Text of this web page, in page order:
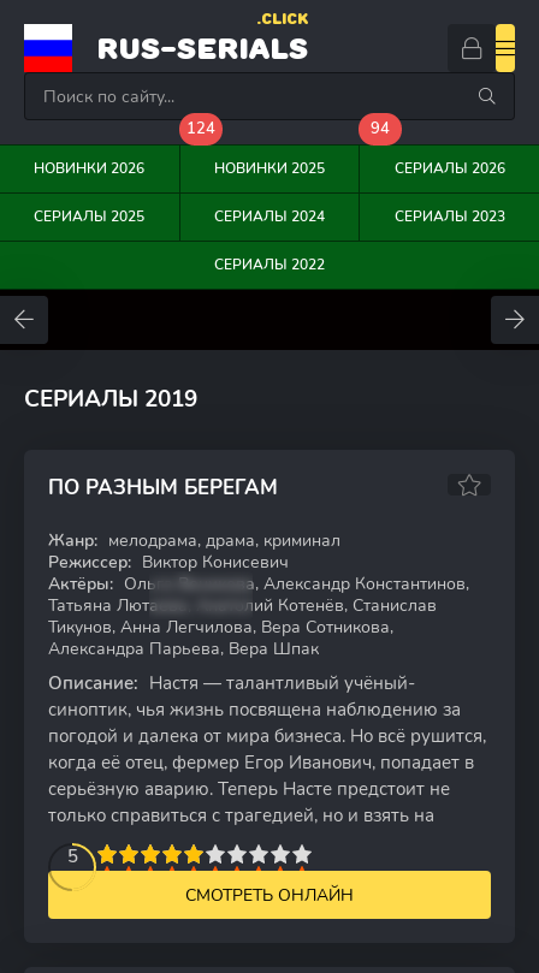
RUS-SERIALS
.CLICK
НОВИНКИ 2026
124
НОВИНКИ 2025
94
СЕРИАЛЫ 2026
СЕРИАЛЫ 2025 СЕРИАЛЫ 2024 СЕРИАЛЫ 2023
СЕРИАЛЫ 2022
0
СЕРИАЛЫ 2019
ПО РАЗНЫМ БЕРЕГАМ
WEB-DLRip
6.87
Жанр: мелодрама, драма, криминал
Режиссер: Виктор Конисевич
Актёры: Ольга Веникова, Александр Константинов,
Татьяна Лютаева, Анатолий Котенёв, Станислав
Тикунов, Анна Легчилова, Вера Сотникова,
Александра Парьева, Вера Шпак
Описание: Настя — талантливый учёный-
синоптик, чья жизнь посвящена наблюдению за
погодой и далека от мира бизнеса. Но всё рушится,
когда её отец, фермер Егор Иванович, попадает в
серьёзную аварию. Теперь Насте предстоит не
только справиться с трагедией, но и взять на
5
5 6 7 8 9 10
СМОТРЕТЬ ОНЛАЙН